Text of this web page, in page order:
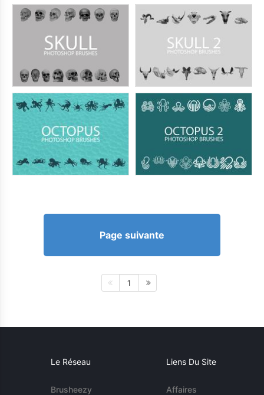
Page suivante
1
Le Réseau
Brusheezy
Liens Du Site
Affaires